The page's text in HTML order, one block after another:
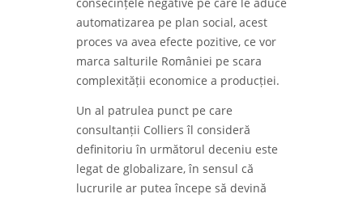
automatizarea pe plan social, acest
proces va avea efecte pozitive, ce vor
marca salturile României pe scara
complexității economice a producției.
Un al patrulea punct pe care
consultanții Colliers îl consideră
definitoriu în următorul deceniu este
legat de globalizare, în sensul că
lucrurile ar putea începe să devină